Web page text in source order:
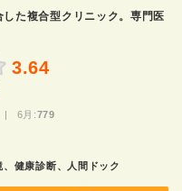
た複合型クリニック。専門医
3.64
| 6月:779
健康診断、人間ドック